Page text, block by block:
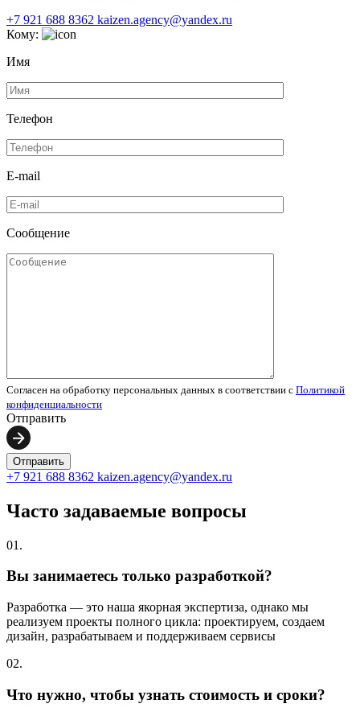
+7 921 688 8362 kaizen.agency@yandex.ru
Кому:
Имя
Телефон
E-mail
Сообщение
Согласен на обработку персональных данных в соответствии с Политикой
конфиденциальности
Отправить
+7 921 688 8362 kaizen.agency@yandex.ru
Часто задаваемые вопросы
01.
Вы занимаетесь только разработкой?
Разработка — это наша якорная экспертиза, однако мы
реализуем проекты полного цикла: проектируем, создаем
дизайн, разрабатываем и поддерживаем сервисы
02.
Что нужно, чтобы узнать стоимость и сроки?